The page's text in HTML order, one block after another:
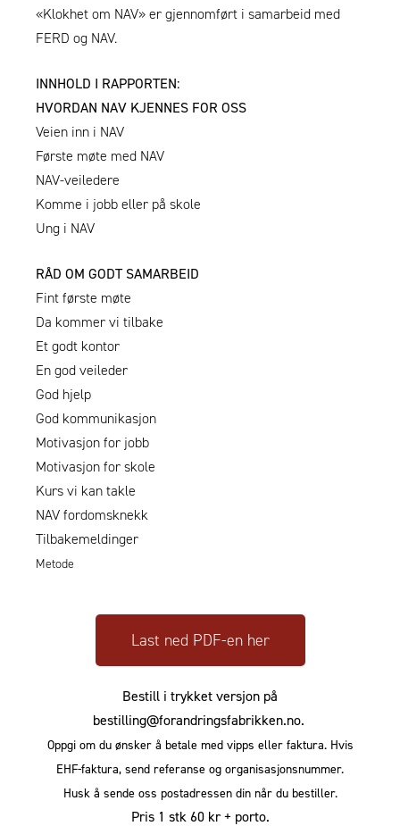
«Klokhet om NAV» er gjennomført i samarbeid med
FERD og NAV.
INNHOLD I RAPPORTEN:
HVORDAN NAV KJENNES FOR OSS
Veien inn i NAV
Første møte med NAV
NAV-veiledere
Komme i jobb eller på skole
Ung i NAV
RÅD OM GODT SAMARBEID
Fint første møte
Da kommer vi tilbake
Et godt kontor
En god veileder
God hjelp
God kommunikasjon
Motivasjon for jobb
Motivasjon for skole
Kurs vi kan takle
NAV fordomsknekk
Tilbakemeldinger
Metode
Last ned PDF-en her
Bestill i trykket versjon på
bestilling@forandringsfabrikken.no.
Oppgi om du ønsker å betale med vipps eller faktura. Hvis
EHF-faktura, send referanse og organisasjonsnummer.
Husk å sende oss postadressen din når du bestiller.
Pris 1 stk 60 kr + porto.